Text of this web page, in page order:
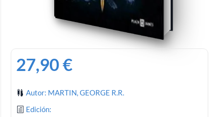
27,90€
Autor: MARTIN, GEORGE R.R.
Edición: